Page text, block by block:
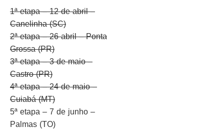
1ª etapa – 12 de abril –
Canelinha (SC)
2ª etapa – 26 abril – Ponta
Grossa (PR)
3ª etapa – 3 de maio –
Castro (PR)
4ª etapa – 24 de maio –
Cuiabá (MT)
5ª etapa – 7 de junho –
Palmas (TO)